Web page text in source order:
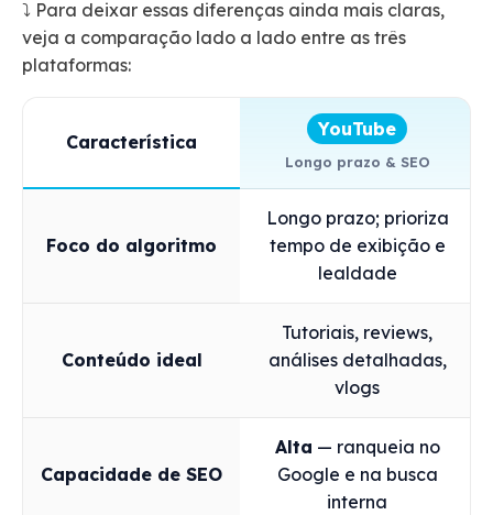
⤵️ Para deixar essas diferenças ainda mais claras,
veja a comparação lado a lado entre as três
plataformas:
Característica
YouTube
Longo prazo & SEO
Foco do algoritmo
Longo prazo; prioriza
tempo de exibição e
lealdade
Conteúdo ideal
Tutoriais, reviews,
análises detalhadas,
vlogs
Capacidade de SEO
Alta — ranqueia no
Google e na busca
interna